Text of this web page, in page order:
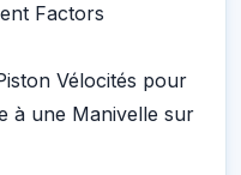
Factors
Vélocités pour
à une Manivelle sur